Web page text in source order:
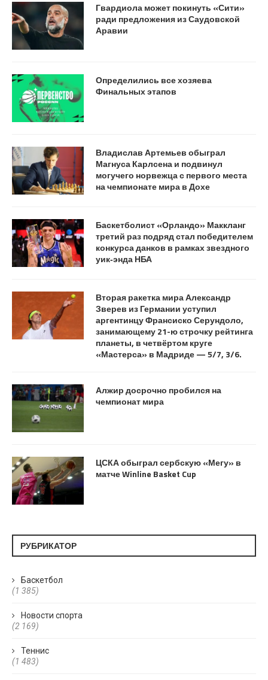
Гвардиола может покинуть «Сити»
ради предложения из Саудовской
Аравии
Определились все хозяева
Финальных этапов
Владислав Артемьев обыграл
Магнуса Карлсена и подвинул
могучего норвежца с первого места
на чемпионате мира в Дохе
Баскетболист «Орландо» Маккланг
третий раз подряд стал победителем
конкурса данков в рамках звездного
уик‑энда НБА
Вторая ракетка мира Александр
Зверев из Германии уступил
аргентинцу Франсиско Серундоло,
занимающему 21-ю строчку рейтинга
планеты, в четвёртом круге
«Мастерса» в Мадриде — 5/7, 3/6.
Алжир досрочно пробился на
чемпионат мира
ЦСКА обыграл сербскую «Мегу» в
матче Winline Basket Cup
РУБРИКАТОР
Баскетбол
(1 385)
Новости спорта
(2 169)
Теннис
(1 483)